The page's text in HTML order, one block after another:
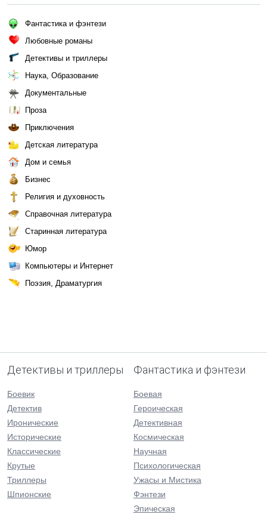
Фантастика и фэнтези
Любовные романы
Детективы и триллеры
Наука, Образование
Документальные
Проза
Приключения
Детская литература
Дом и семья
Бизнес
Религия и духовность
Справочная литература
Старинная литература
Юмор
Компьютеры и Интернет
Поэзия, Драматургия
Детективы и триллеры
Боевик
Детектив
Иронические
Исторические
Классические
Крутые
Триллеры
Шпионские
Фантастика и фэнтези
Боевая
Героическая
Детективная
Космическая
Научная
Психологическая
Ужасы и Мистика
Фэнтези
Эпическая